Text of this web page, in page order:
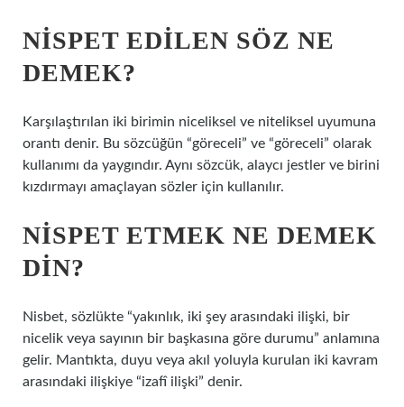
NISPET EDILEN SÖZ NE
DEMEK?
Karşılaştırılan iki birimin niceliksel ve niteliksel uyumuna
orantı denir. Bu sözcüğün “göreceli” ve “göreceli” olarak
kullanımı da yaygındır. Aynı sözcük, alaycı jestler ve birini
kızdırmayı amaçlayan sözler için kullanılır.
NISPET ETMEK NE DEMEK
DIN?
Nisbet, sözlükte “yakınlık, iki şey arasındaki ilişki, bir
nicelik veya sayının bir başkasına göre durumu” anlamına
gelir. Mantıkta, duyu veya akıl yoluyla kurulan iki kavram
arasındaki ilişkiye “izafî ilişki” denir.